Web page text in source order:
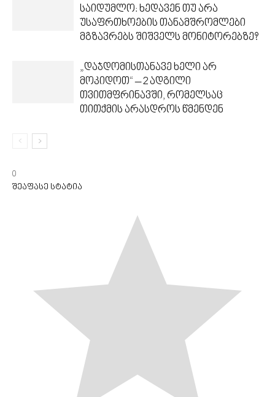
საიდუმლო: ხედავენ თუ არა
უსაფრთხოების თანამშრომლები
მგზავრებს შიშველს მონიტორებზე?
„დაჯდომისთანავე ხელი არ
მოკიდოთ“ – 2 ადგილი
თვითმფრინავში, რომელსაც
თითქმის არასდროს წმენდენ
0
შეაფასე სტატია